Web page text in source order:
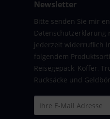
Newsletter
Bitte senden Sie mir
Datenschutzerklärung
jederzeit widerruflich
folgendem
Reisegepäck, Koffer,
Rucksäcke und